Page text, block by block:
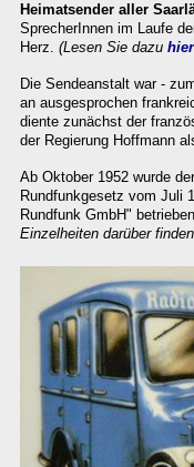
Heimatsender aller
SprecherInnen im Laufe
Herz. (Lesen Sie dazu hier
Die Sendeanstalt war -
an ausgesprochen
diente zunächst der
der Regierung Hoffmann
Ab Oktober 1952 wurde
Rundfunkgesetz vom Juli
Rundfunk GmbH"
Einzelheiten darüber